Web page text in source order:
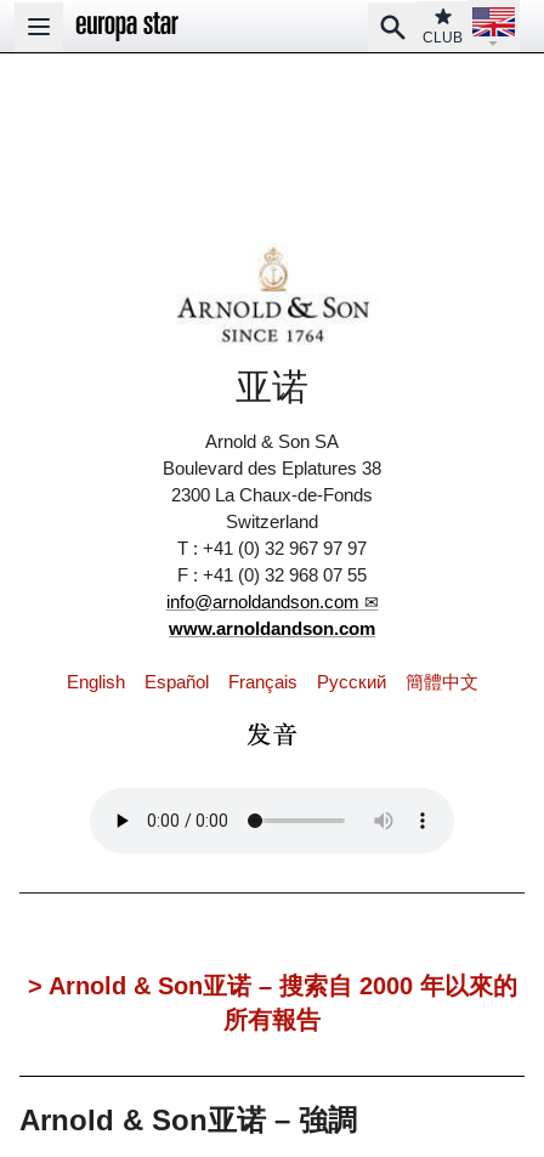
Open main menu
SearchClub
CLUB
Open
亚诺
Arnold & Son SA
Boulevard des Eplatures 38
2300 La Chaux-de-Fonds
Switzerland
T : +41 (0) 32 967 97 97
F : +41 (0) 32 968 07 55
info@arnoldandson.com
www.arnoldandson.com
English Español Français Pусский 簡體中文
> Arnold & Son亚诺 – 搜索自 2000 年以來的
所有報告
Arnold & Son亚诺 – 強調